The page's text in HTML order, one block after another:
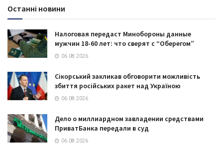
Останні новини
Налоговая передаст Минобороны данные
мужчин 18-60 лет: что сверят с “Оберегом”
06.08.2026
Сікорський закликав обговорити можливість
збиття російських ракет над Україною
06.08.2026
Дело о миллиардном завладении средствами
ПриватБанка передали в суд
06.08.2026